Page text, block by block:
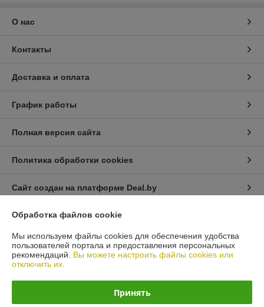
О нас
Контакты
Доставка и оплата
График работы
Полная версия сайта
Политика обработки cookies
Сайт создан на платформе Deal.by
Юридическое лицо:Общество с ограниченной ответственностью
«Автопроект Плюс»
г. Минск, ул. Тимирязева, д.114-8
Регистрационный номер ЕГР: 193664948
Обработка файлов cookie
Мы используем файлы cookies для обеспечения удобства
пользователей портала и предоставления персональных
рекомендаций. Вы можете настроить файлы cookies или
отключить их.
Принять